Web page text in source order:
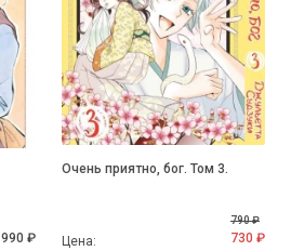
990 ₽
Очень приятно, бог. Том 3.
Цена:
790 ₽
730 ₽